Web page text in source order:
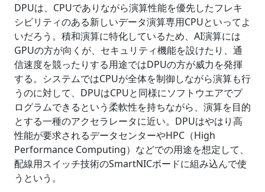
DPUは、CPUでありながら演算性能を優先したフレキ
シビリティのある新しいデータ演算専用CPUといってよ
いだろう。積和演算に特化しているため、AI演算には
GPUの方が向くが、セキュリティ機能を設けたり、通
信速度を競ったりする用途ではDPUの方が威力を発揮
する。システムではCPUが全体を制御しながら演算も行
うのに対して、DPUはCPUと同様にソフトウエアでプ
ログラムできるという柔軟性を持ちながら、演算を目的
とする一種のアクセラレータに近い。DPUはやはり高
性能が要求されるデータセンターやHPC（High
Performance Computing）などでの用途を想定して、
配線用スイッチ技術のSmartNICボードに組み込んで使
うという。